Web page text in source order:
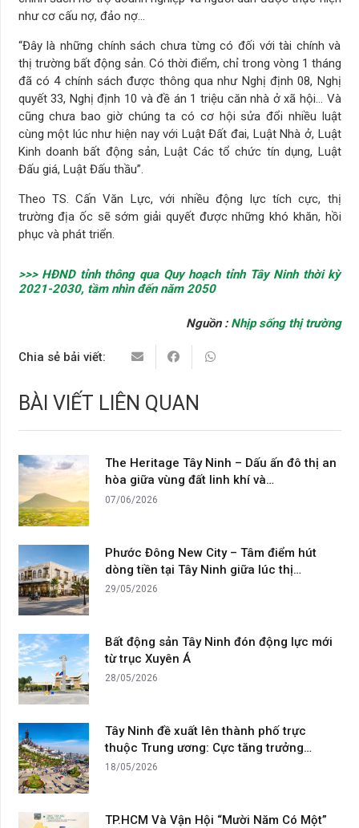
như cơ cấu nợ, đảo nợ…
“Đây là những chính sách chưa từng có đối với tài chính và
thị trường bất động sản. Có thời điểm, chỉ trong vòng 1 tháng
đã có 4 chính sách được thông qua như Nghị định 08, Nghị
quyết 33, Nghị định 10 và đề án 1 triệu căn nhà ở xã hội… Và
cũng chưa bao giờ chúng ta có cơ hội sửa đổi nhiều luật
cùng một lúc như hiện nay với Luật Đất đai, Luật Nhà ở, Luật
Kinh doanh bất động sản, Luật Các tổ chức tín dụng, Luật
Đấu giá, Luật Đấu thầu”.
Theo TS. Cấn Văn Lực, với nhiều động lực tích cực, thị
trường địa ốc sẽ sớm giải quyết được những khó khăn, hồi
phục và phát triển.
>>> HĐND tỉnh thông qua Quy hoạch tỉnh Tây Ninh thời kỳ
2021-2030, tầm nhìn đến năm 2050
Nguồn : Nhịp sống thị trường
Chia sẻ bải viết:
BÀI VIẾT LIÊN QUAN
The Heritage Tây Ninh – Dấu ấn đô thị an
hòa giữa vùng đất linh khí và…
07/06/2026
Phước Đông New City – Tâm điểm hút
dòng tiền tại Tây Ninh giữa lúc thị…
29/05/2026
Bất động sản Tây Ninh đón động lực mới
từ trục Xuyên Á
28/05/2026
Tây Ninh đề xuất lên thành phố trực
thuộc Trung ương: Cực tăng trưởng…
18/05/2026
TP.HCM Và Vận Hội “Mười Năm Có Một”